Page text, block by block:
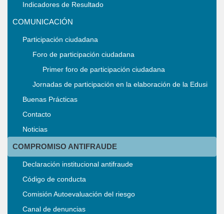
Indicadores de Resultado
COMUNICACIÓN
Participación ciudadana
Foro de participación ciudadana
Primer foro de participación ciudadana
Jornadas de participación en la elaboración de la Edusi
Buenas Prácticas
Contacto
Noticias
COMPROMISO ANTIFRAUDE
Declaración institucional antifraude
Código de conducta
Comisión Autoevaluación del riesgo
Canal de denuncias